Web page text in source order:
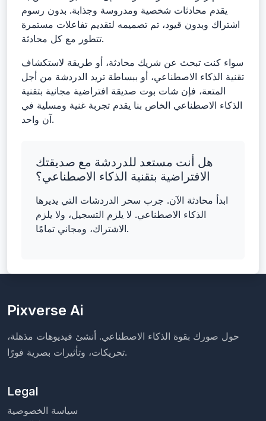
يقدم محادثات شخصية ومدروسة وجذابة. بدون رسوم
اشتراك وبدون قيود، تم تصميمه لتقديم تفاعلات مستمرة
تتطور مع كل محادثة.
سواء كنت تبحث عن شريك محادثة، أو طريقة لاستكشاف
تقنية الذكاء الاصطناعي، أو ببساطة تريد الدردشة من أجل
المتعة، فإن شات بوت صديقة افتراضية مجانية بتقنية
الذكاء الاصطناعي الخاص بنا يقدم تجربة غنية ومسلية في
آن واحد.
هل أنت مستعد للدردشة مع صديقتك
الافتراضية بتقنية الذكاء الاصطناعي؟
ابدأ محادثة الآن. جرب سحر الدردشات التي يديرها
الذكاء الاصطناعي. لا يلزم التسجيل، ولا يلزم
الاشتراك، ومجاني تمامًا.
Pixverse Ai
حول صورك بقوة الذكاء الاصطناعي. أنشئ فيديوهات مذهلة،
تحريكات، وتأثيرات بصرية فورًا.
Legal
سياسة الخصوصية